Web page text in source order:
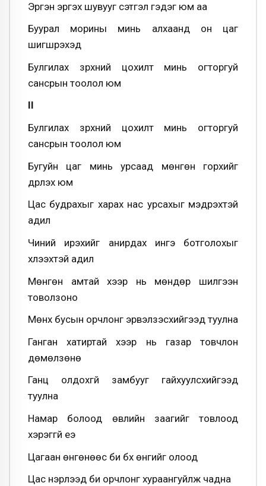
Эргэн эргэх шувууг сэтгэл гэдэг юм аа
Буурал морины минь алхаанд он цаг
шигшрэхэд
Булгилах зүрхний цохилт минь огторгуй
сансрын тоолол юм
II
Булгилах зүрхний цохилт минь огторгуй
сансрын тоолол юм
Бугуйн цаг минь урсаад мөнгөн горхийг
дүрлэх юм
Цас будрахыг харах нас урсахыг мэдрэхтэй
адил
Чиний ирэхийг анирдах ингэ ботголохыг
хүлээхтэй адил
Мөнгөн амтай хээр нь мөндөр шилгээн
товолзоно
Мөнх бусын орчлонг эрвэлзэсхийгээд туулна
Ганган хатиртай хээр нь газар товчлон
дөмөлзөнө
Ганц олдохгүй замбууг гайхуулсхийгээд
туулна
Намар болоод өвлийн заагийг товлоод
хэрэггүй еэ
Цагаан өнгөнөөс би бүх өнгийг олоод
Цас үнэрлээд би орчлонг хураангуйлж чадна